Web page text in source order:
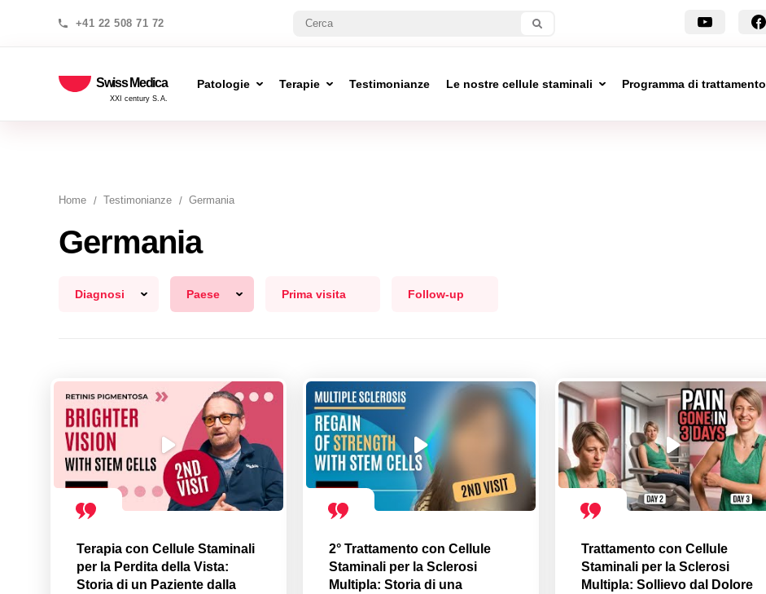
+41 22 508 71 72
Swiss Medica
XXI century S.A.
Patologie Terapie Testimonianze Le nostre cellule staminali Programma di trattamento
Home Testimonianze Germania
Germania
Diagnosi Paese Prima visita Follow-up
Terapia con Cellule Staminali
per la Perdita della Vista:
Storia di un Paziente dalla
2° Trattamento con Cellule
Staminali per la Sclerosi
Multipla: Storia di una
Trattamento con Cellule
Staminali per la Sclerosi
Multipla: Sollievo dal Dolore